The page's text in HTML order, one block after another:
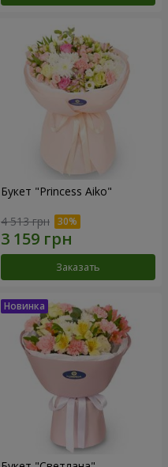
Букет "Princess Aiko"
4 513 грн
Заказать